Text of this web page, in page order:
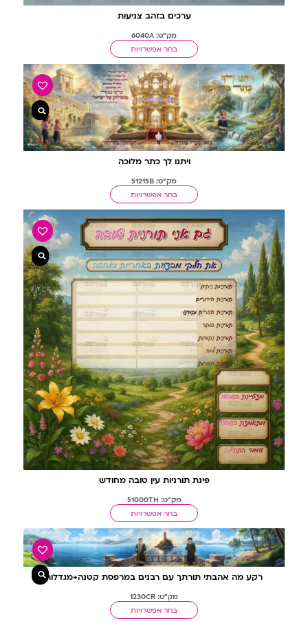
ערכים בזהב צניעות
מק"ט: 6040A
בחר אפשרויות
ויתנו לך כתר מלוכה
מק"ט: 51215B
בחר אפשרויות
פינת תורניות עין טובה מחודש
מק"ט: 51000TH
בחר אפשרויות
רקע מה אהבתי תורתך עם רבנים במרפסת קטנה+מגדלור
מק"ט: 1230CR
בחר אפשרויות